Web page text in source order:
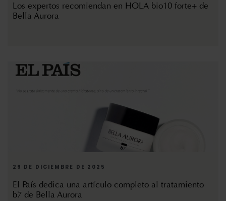
Los expertos recomiendan en HOLA bio10 forte+ de
Bella Aurora
29 DE DICIEMBRE DE 2025
El País dedica una artículo completo al tratamiento
b7 de Bella Aurora